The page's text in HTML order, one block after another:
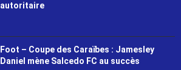
autoritaire
Foot – Coupe des Caraïbes : Jamesley
Daniel mène Salcedo FC au succès